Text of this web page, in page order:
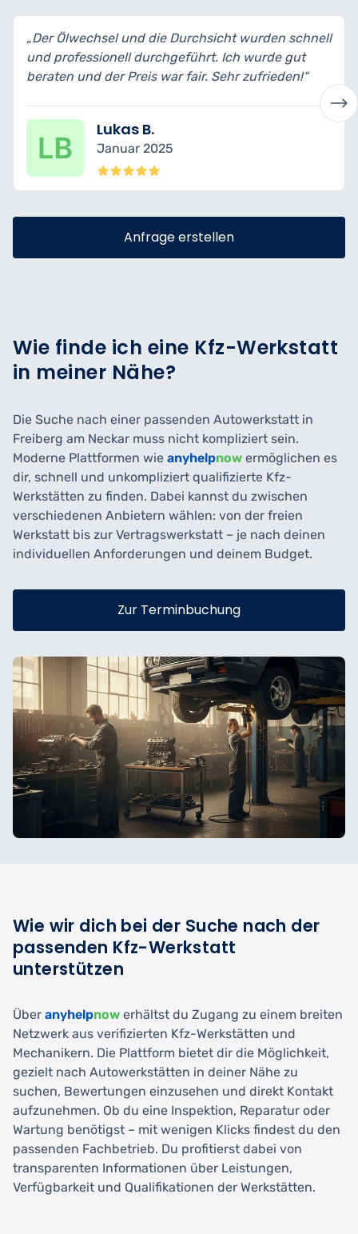
und die Durchsicht wurden schnell
durchgeführt. Ich wurde gut
Preis war fair. Sehr zufrieden!“
B.
2025
„Ich habe mein
bin wirklich
transparent
Anfrage erstellen
Wie finde ich eine Kfz-Werkstatt
in meiner Nähe?
Die Suche nach einer passenden Autowerkstatt in
Freiberg am Neckar muss nicht kompliziert sein.
Moderne Plattformen wie anyhelpnow ermöglichen es
dir, schnell und unkompliziert qualifizierte Kfz-
Werkstätten zu finden. Dabei kannst du zwischen
verschiedenen Anbietern wählen: von der freien
Werkstatt bis zur Vertragswerkstatt – je nach deinen
individuellen Anforderungen und deinem Budget.
Zur Terminbuchung
Wie wir dich bei der Suche nach der
passenden Kfz-Werkstatt
unterstützen
Über anyhelpnow erhältst du Zugang zu einem breiten
Netzwerk aus verifizierten Kfz-Werkstätten und
Mechanikern. Die Plattform bietet dir die Möglichkeit,
gezielt nach Autowerkstätten in deiner Nähe zu
suchen, Bewertungen einzusehen und direkt Kontakt
aufzunehmen. Ob du eine Inspektion, Reparatur oder
Wartung benötigst – mit wenigen Klicks findest du den
passenden Fachbetrieb. Du profitierst dabei von
transparenten Informationen über Leistungen,
Verfügbarkeit und Qualifikationen der Werkstätten.